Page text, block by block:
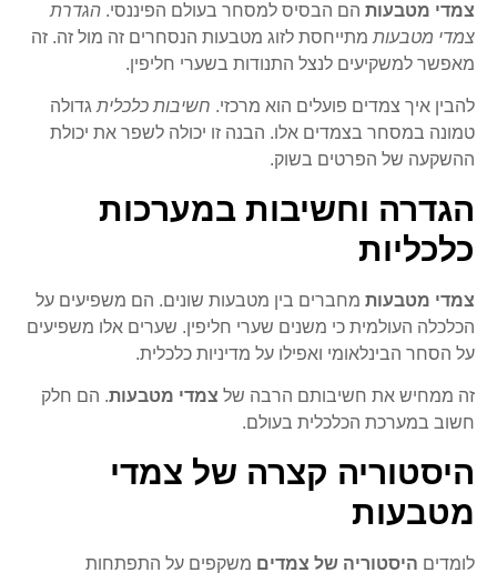
צמדי מטבעות הם הבסיס למסחר בעולם הפיננסי. הגדרת
צמדי מטבעות מתייחסת לזוג מטבעות הנסחרים זה מול זה. זה
מאפשר למשקיעים לנצל התנודות בשערי חליפין.
להבין איך צמדים פועלים הוא מרכזי. חשיבות כלכליתגדולה
טמונה במסחר בצמדים אלו. הבנה זו יכולה לשפר את יכולת
ההשקעה של הפרטים בשוק.
הגדרה וחשיבות במערכות
כלכליות
צמדי מטבעות מחברים בין מטבעות שונים. הם משפיעים על
הכלכלה העולמית כי משנים שערי חליפין. שערים אלו משפיעים
על הסחר הבינלאומי ואפילו על מדיניות כלכלית.
זה ממחיש את חשיבותם הרבה של צמדי מטבעות. הם חלק
חשוב במערכת הכלכלית בעולם.
היסטוריה קצרה של צמדי
מטבעות
לומדים היסטוריה של צמדים משקפים על התפתחות